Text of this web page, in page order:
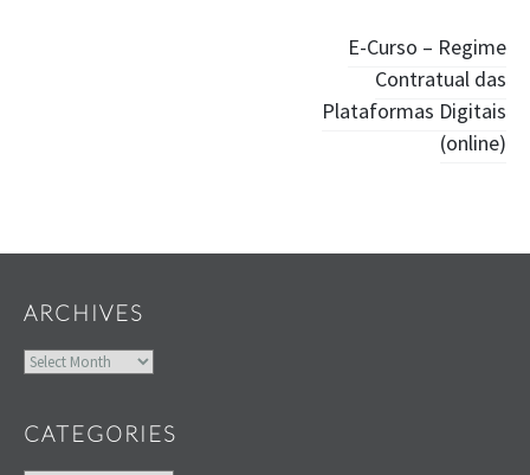
E-Curso – Regime
Contratual das
Plataformas Digitais
(online)
ARCHIVES
Archives
CATEGORIES